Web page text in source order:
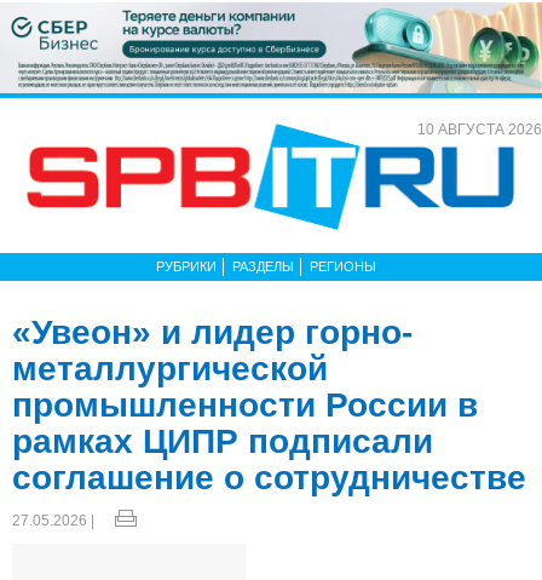
10 АВГУСТА 2026
РУБРИКИ РАЗДЕЛЫ РЕГИОНЫ
«Увеон» и лидер горно-
металлургической
промышленности России в
рамках ЦИПР подписали
соглашение о сотрудничестве
27.05.2026 |